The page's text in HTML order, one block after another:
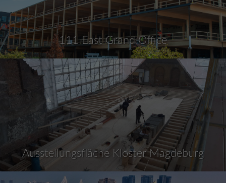
111 East Grand Office
Ausstellungsfläche Kloster Magdeburg